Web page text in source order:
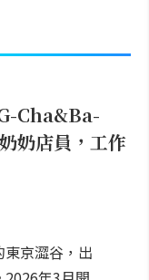
Cha&Ba-
奶店員，工作
京澀谷，出